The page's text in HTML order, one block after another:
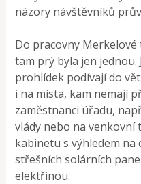
názory návštěvníků
Do pracovny Merkelové
tam prý byla jen jednou.
prohlídek podívají do
i na místa, kam nemají
zaměstnanci úřadu,
vlády nebo na venkovní
kabinetu s výhledem
střešních solárních
elektřinou.